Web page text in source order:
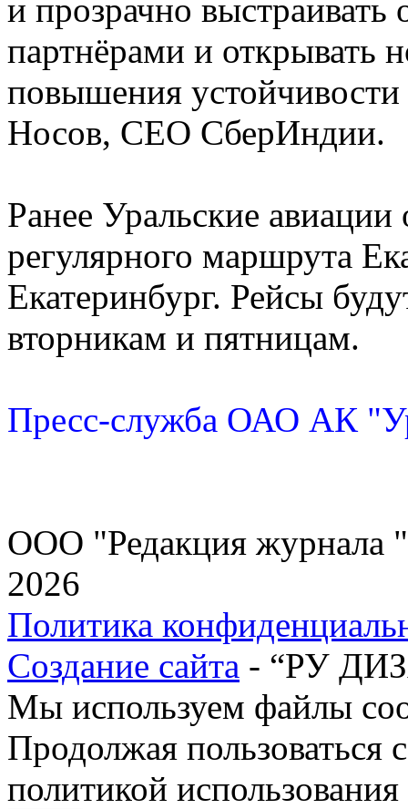
и прозрачно
партнёрами и открывать
повышения
Носов, CEO СберИндии.
Ранее Уральские
регулярного маршрута
Екатеринбург. Рейсы
вторникам и пятницам.
Пресс-служба ОАО АК
ООО "Редакция журнала
2026
Политика
Создание сайта - “РУ
Мы используем файлы
Продолжая пользоваться
политикой